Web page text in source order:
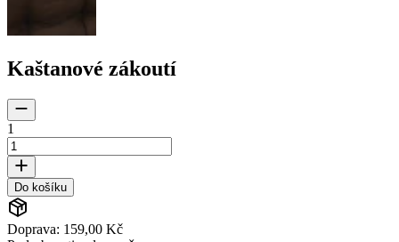
Kaštanové zákoutí
1
Do košíku
Doprava: 159,00 Kč